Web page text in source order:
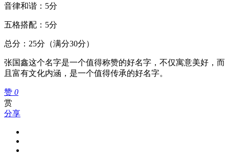
音律和谐：5分
五格搭配：5分
总分：25分（满分30分）
张国鑫这个名字是一个值得称赞的好名字，不仅寓意美好，而
且富有文化内涵，是一个值得传承的好名字。
赞 0
赏
分享